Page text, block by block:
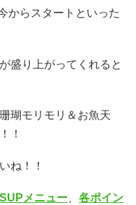
からスタートといった
盛り上がってくれると
瑚モリモリ＆お魚天
！
ね！！
SUPメニュー
各ポイン